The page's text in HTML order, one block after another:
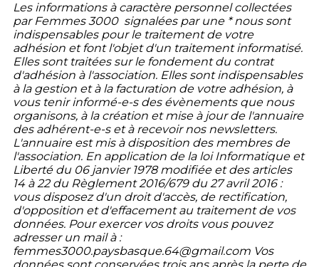
Les informations à caractère personnel collectées
par Femmes 3000 signalées par une * nous sont
indispensables pour le traitement de votre
adhésion et font l'objet d'un traitement informatisé.
Elles sont traitées sur le fondement du contrat
d'adhésion à l'association. Elles sont indispensables
à la gestion et à la facturation de votre adhésion, à
vous tenir informé-e-s des évènements que nous
organisons, à la création et mise à jour de l'annuaire
des adhérent-e-s et à recevoir nos newsletters.
L'annuaire est mis à disposition des membres de
l'association. En application de la loi Informatique et
Liberté du 06 janvier 1978 modifiée et des articles
14 à 22 du Règlement 2016/679 du 27 avril 2016 :
vous disposez d'un droit d'accès, de rectification,
d'opposition et d'effacement au traitement de vos
données. Pour exercer vos droits vous pouvez
adresser un mail à :
femmes3000.paysbasque.64@gmail.com Vos